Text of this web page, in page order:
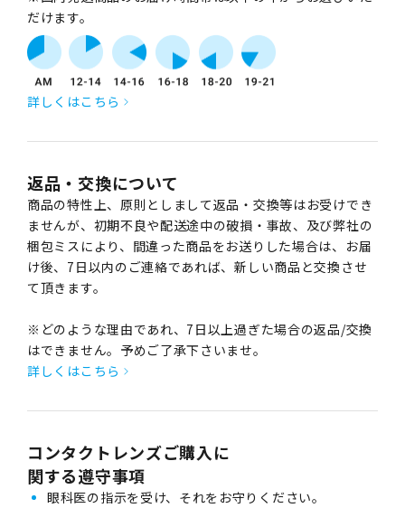
だけます。
詳しくはこちら
返品・交換について
商品の特性上、原則としまして返品・交換等はお受けでき
ませんが、初期不良や配送途中の破損・事故、及び弊社の
梱包ミスにより、間違った商品をお送りした場合は、お届
け後、7日以内のご連絡であれば、新しい商品と交換させ
て頂きます。
※どのような理由であれ、7日以上過ぎた場合の返品/交換
はできません。予めご了承下さいませ。
詳しくはこちら
コンタクトレンズご購入に
関する遵守事項
眼科医の指示を受け、それをお守りください。